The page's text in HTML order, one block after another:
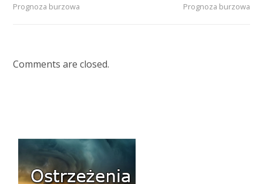
Prognoza burzowa Prognoza burzowa
Comments are closed.